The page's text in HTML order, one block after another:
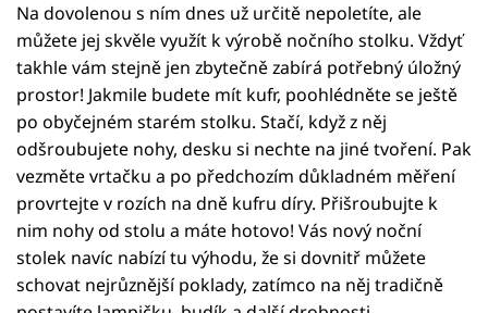
Na dovolenou s ním dnes už určitě nepoletíte, ale
můžete jej skvěle využít k výrobě nočního stolku. Vždyť
takhle vám stejně jen zbytečně zabírá potřebný úložný
prostor! Jakmile budete mít kufr, poohlédněte se ještě
po obyčejném starém stolku. Stačí, když z něj
odšroubujete nohy, desku si nechte na jiné tvoření. Pak
vezměte vrtačku a po předchozím důkladném měření
provrtejte v rozích na dně kufru díry. Přišroubujte k
nim nohy od stolu a máte hotovo! Vás nový noční
stolek navíc nabízí tu výhodu, že si dovnitř můžete
schovat nejrůznější poklady, zatímco na něj tradičně